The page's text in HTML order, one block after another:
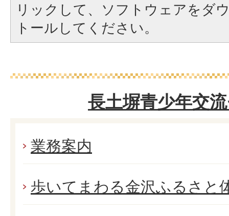
リックして、ソフトウェアをダ
トールしてください。
長土塀青少年交
業務案内
歩いてまわる金沢ふるさと